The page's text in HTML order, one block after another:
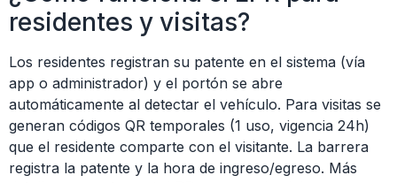
residentes y visitas?
Los residentes registran su patente en el sistema (vía
app o administrador) y el portón se abre
automáticamente al detectar el vehículo. Para visitas se
generan códigos QR temporales (1 uso, vigencia 24h)
que el residente comparte con el visitante. La barrera
registra la patente y la hora de ingreso/egreso. Más